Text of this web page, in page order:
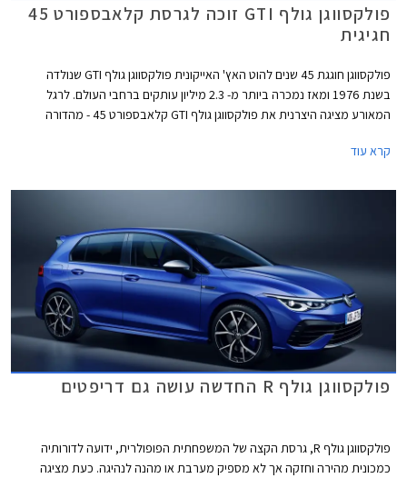
פולקסווגן גולף GTI זוכה לגרסת קלאבספורט 45
חגיגית
פולקסווגן חוגגת 45 שנים להוט האץ' האייקונית פולקסווגן גולף GTI שנולדה
בשנת 1976 ומאז נמכרה ביותר מ- 2.3 מיליון עותקים ברחבי העולם. לרגל
המאורע מציגה היצרנית את פולקסווגן גולף GTI קלאבספורט 45 - מהדורה
אדום, ספוילר אחורי מוגדל, מראות בצבע שחור מבריק, ומדבקות מעוצבות
קרא עוד
פולקסווגן גולף R החדשה עושה גם דריפטים
פולקסווגן גולף R, גרסת הקצה של המשפחתית הפופולרית, ידועה לדורותיה
כמכונית מהירה וחזקה אך לא מספיק מערבת או מהנה לנהיגה. כעת מציגה